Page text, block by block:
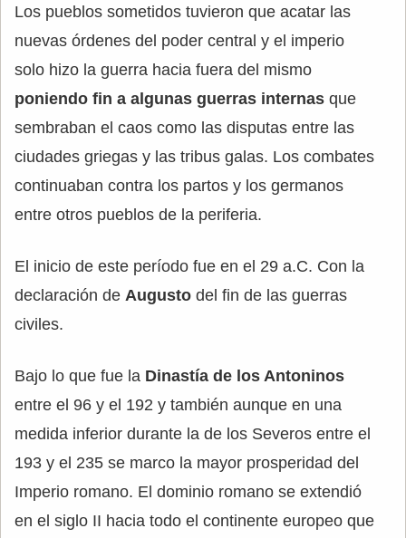
Los pueblos sometidos tuvieron que acatar las
nuevas órdenes del poder central y el imperio
solo hizo la guerra hacia fuera del mismo
poniendo fin a algunas guerras internas que
sembraban el caos como las disputas entre las
ciudades griegas y las tribus galas. Los combates
continuaban contra los partos y los germanos
entre otros pueblos de la periferia.
El inicio de este período fue en el 29 a.C. Con la
declaración de Augusto del fin de las guerras
civiles.
Bajo lo que fue la Dinastía de los Antoninos
entre el 96 y el 192 y también aunque en una
medida inferior durante la de los Severos entre el
193 y el 235 se marco la mayor prosperidad del
Imperio romano. El dominio romano se extendió
en el siglo II hacia todo el continente europeo que